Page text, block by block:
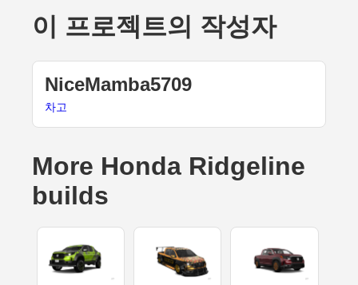
이 프로젝트의 작성자
NiceMamba5709
차고
More Honda Ridgeline
builds